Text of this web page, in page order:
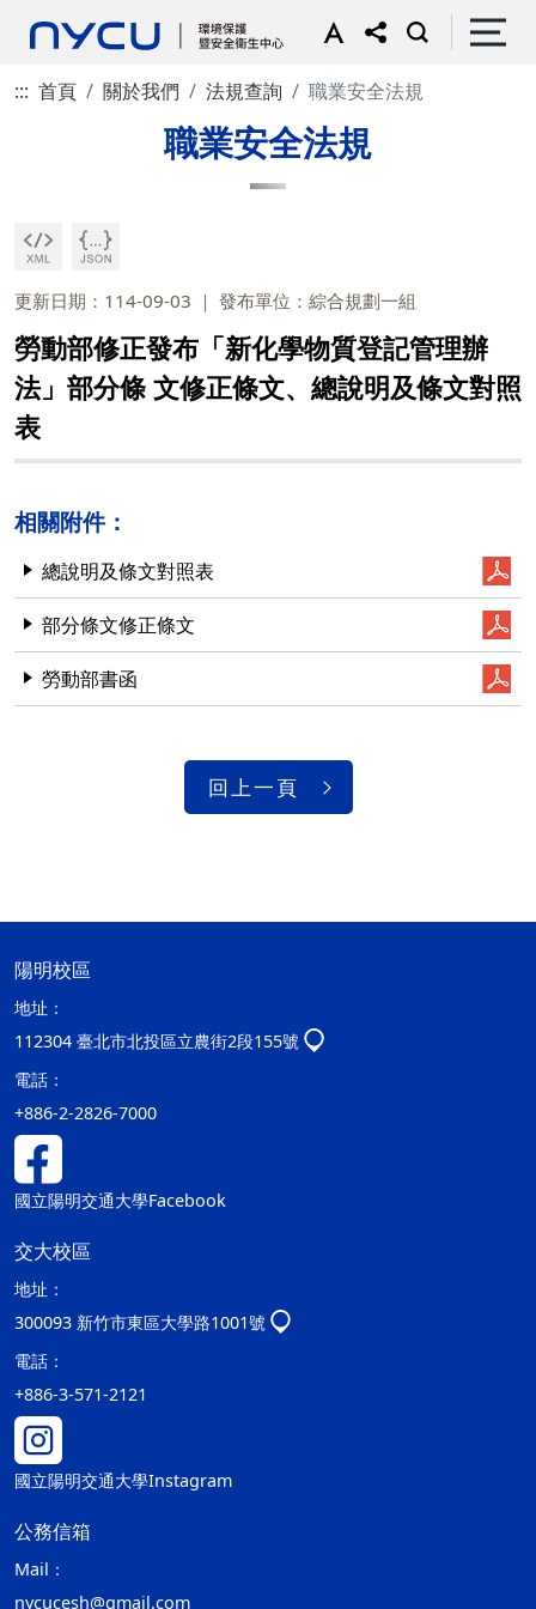
::: 首頁 關於我們 法規查詢 職業安全法規
職業安全法規
更新日期：114-09-03 發布單位：綜合規劃一組
勞動部修正發布「新化學物質登記管理辦
法」部分條 文修正條文、總說明及條文對照
表
相關附件：
總說明及條文對照表
部分條文修正條文
勞動部書函
回上一頁
陽明校區
地址：
112304 臺北市北投區立農街2段155號
電話：
+886-2-2826-7000
國立陽明交通大學Facebook
交大校區
地址：
300093 新竹市東區大學路1001號
電話：
+886-3-571-2121
國立陽明交通大學Instagram
公務信箱
Mail：
nycucesh@gmail.com